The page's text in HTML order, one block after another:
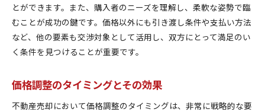
とができます。また、購入者のニーズを理解し、柔軟な姿勢で臨
むことが成功の鍵です。価格以外にも引き渡し条件や支払い方法
など、他の要素も交渉対象として活用し、双方にとって満足のい
く条件を見つけることが重要です。
価格調整のタイミングとその効果
不動産売却において価格調整のタイミングは、非常に戦略的な要